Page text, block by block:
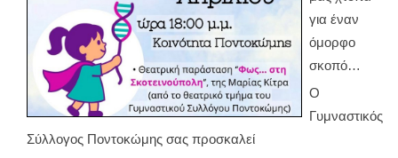
για έναν
όμορφο
σκοπό…
Ο
Γυμναστικός
Σύλλογος Ποντοκώμης σας προσκαλεί